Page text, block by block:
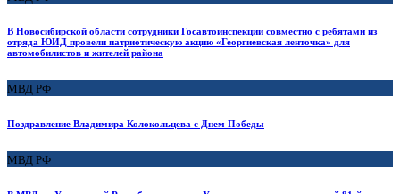
В Новосибирской области сотрудники Госавтоинспекции совместно с ребятами из
отряда ЮИД провели патриотическую акцию «Георгиевская ленточка» для
автомобилистов и жителей района
МВД РФ
Поздравление Владимира Колокольцева с Днем Победы
МВД РФ